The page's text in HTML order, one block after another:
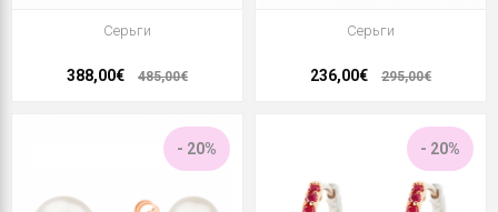
Серьги
388,00€ 485,00€
Серьги
236,00€ 295,00€
- 20% - 20%